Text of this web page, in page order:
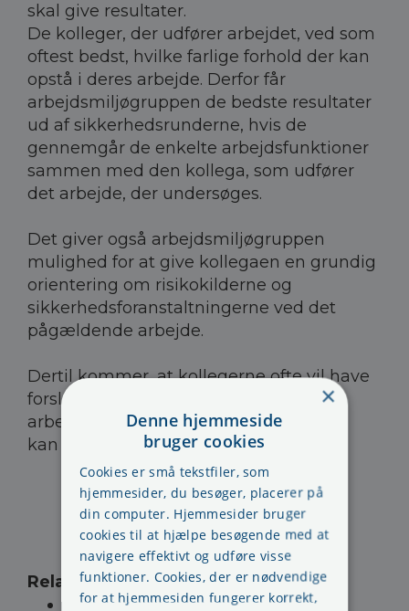
skal give resultater.
De kolleger, der udfører arbejdet, ved som
oftest bedst, hvilke farlige forhold der kan
opstå i deres arbejde. Derfor får
arbejdsmiljøgruppen de bedste resultater
ud af sikkerhedsrunderne, hvis de
gennemgår de enkelte arbejdsfunktioner
sammen med den kollega, som udfører
det arbejde, der undersøges.
Det giver også arbejdsmiljøgruppen
mulighed for at give kollegaen en grundig
orientering om risikokilderne og
sikkerhedsforanstaltningerne ved det
pågældende arbejde.
Dertil kommer, at kollegerne ofte vil have
forslag til løsninger på deres
arbejdsmiljøproblemer. Løsninger, som
kan bruges af arbejdsmiljøgruppen.
Relaterede sider:
Sikkerhedsrundering
×
Denne hjemmeside
bruger cookies
Cookies er små tekstfiler, som
hjemmesider, du besøger, placerer på
din computer. Hjemmesider bruger
cookies til at hjælpe besøgende med at
navigere effektivt og udføre visse
funktioner. Cookies, der er nødvendige
for at hjemmesiden fungerer korrekt,